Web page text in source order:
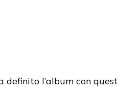
definito l’album con